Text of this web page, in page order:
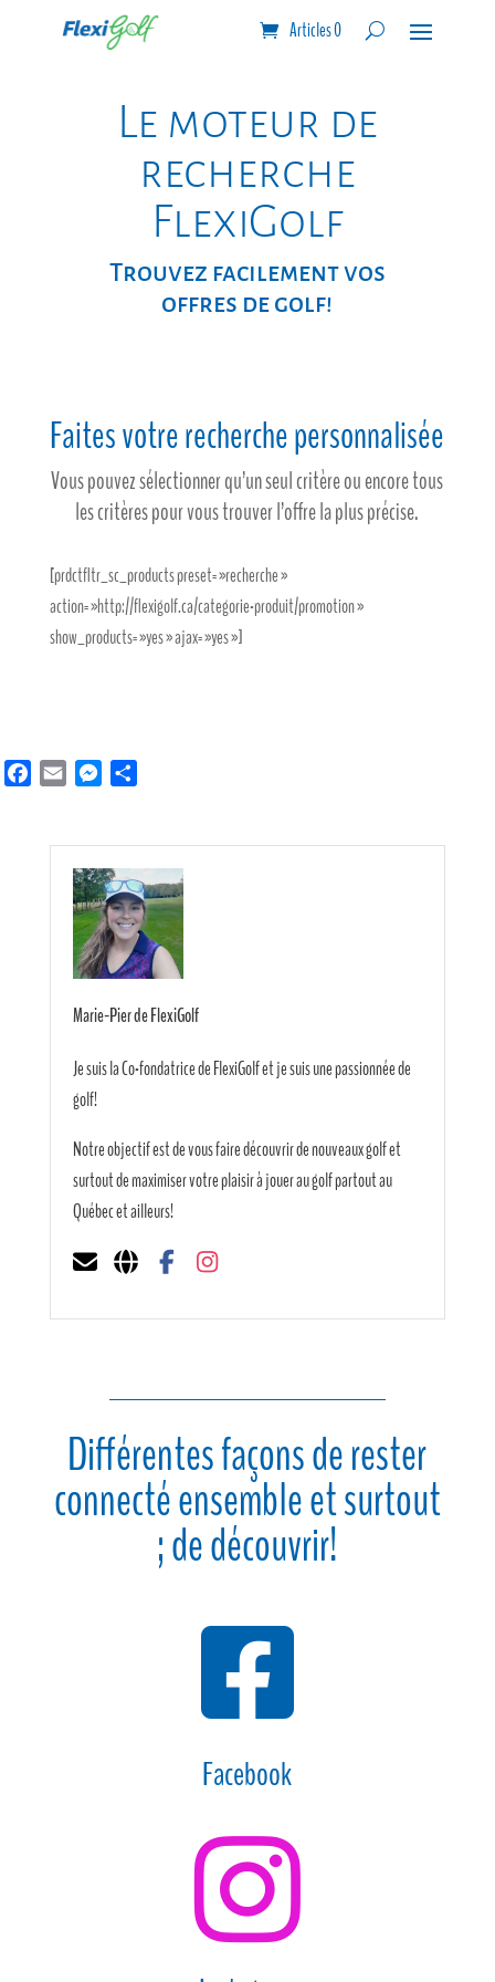
Articles 0
Le moteur de
recherche
FlexiGolf
Trouvez facilement vos
offres de golf!
Faites votre recherche personnalisée
Vous pouvez sélectionner qu’un seul critère ou encore tous
les critères pour vous trouver l’offre la plus précise.
[prdctfltr_sc_products preset= »recherche »
action= »http://flexigolf.ca/categorie-produit/promotion »
show_products= »yes » ajax= »yes »]
FacebookEmail Messenger
Marie-Pier de FlexiGolf
Je suis la Co-fondatrice de FlexiGolf et je suis une passionnée de
golf!
Notre objectif est de vous faire découvrir de nouveaux golf et
surtout de maximiser votre plaisir à jouer au golf partout au
Québec et ailleurs!
Différentes façons de rester
connecté ensemble et surtout
; de découvrir!

Facebook
